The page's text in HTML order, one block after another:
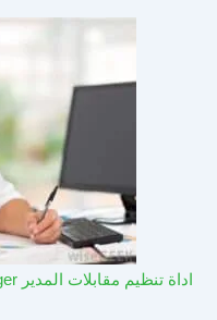
اداة تنظيم مقابلات المدير Interview Manager